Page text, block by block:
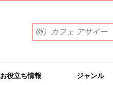
索
ワ
を
お役立ち情報 ジャンル